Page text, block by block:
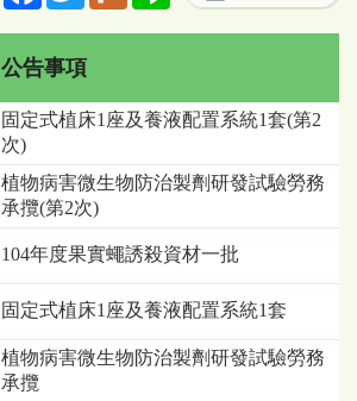
公告事項
固定式植床1座及養液配置系統1套(第2
次)
植物病害微生物防治製劑研發試驗勞務
承攬(第2次)
104年度果實蠅誘殺資材一批
固定式植床1座及養液配置系統1套
植物病害微生物防治製劑研發試驗勞務
承攬